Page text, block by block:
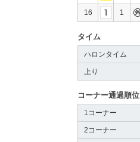
16 1
タイム
ハロンタイム
上り
コーナー通過順位
1コーナー
2コーナー